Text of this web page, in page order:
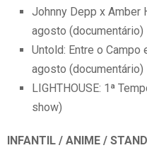
Johnny Depp x Amber
agosto (documentário)
Untold: Entre o Campo
agosto (documentário)
LIGHTHOUSE: 1ª
show)
INFANTIL / ANIME /